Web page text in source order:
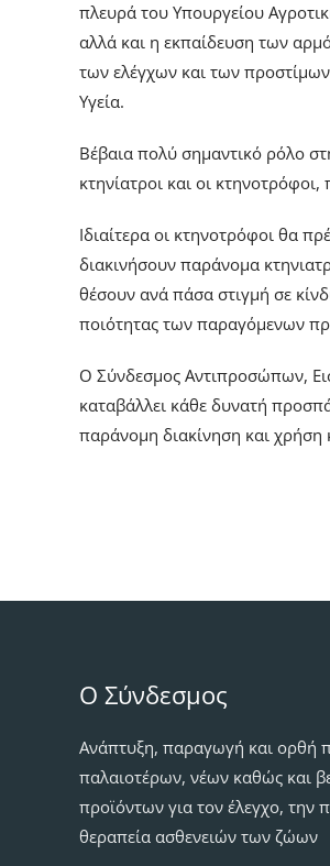
πλευρά του Υπουργείου
αλλά και η εκπαίδευση των
των ελέγχων και των
Υγεία.
Βέβαια πολύ σημαντικό ρόλο
κτηνίατροι και οι
Ιδιαίτερα οι κτηνοτρόφοι θα
διακινήσουν παράνομα
θέσουν ανά πάσα στιγμή σε
ποιότητας των παραγόμενων
O Σύνδεσμος Αντιπροσώπων,
καταβάλλει κάθε δυνατή
παράνομη διακίνηση και
Ο Σύνδεσμος
Ανάπτυξη, παραγωγή και ορθή
παλαιοτέρων, νέων καθώς και
προϊόντων για τον έλεγχο, την
θεραπεία ασθενειών των ζώων